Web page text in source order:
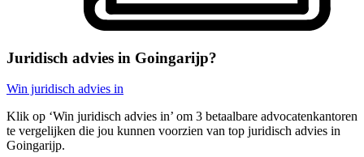
Juridisch advies in Goingarijp?
Win juridisch advies in
Klik op ‘Win juridisch advies in’ om 3 betaalbare advocatenkantoren
te vergelijken die jou kunnen voorzien van top juridisch advies in
Goingarijp.